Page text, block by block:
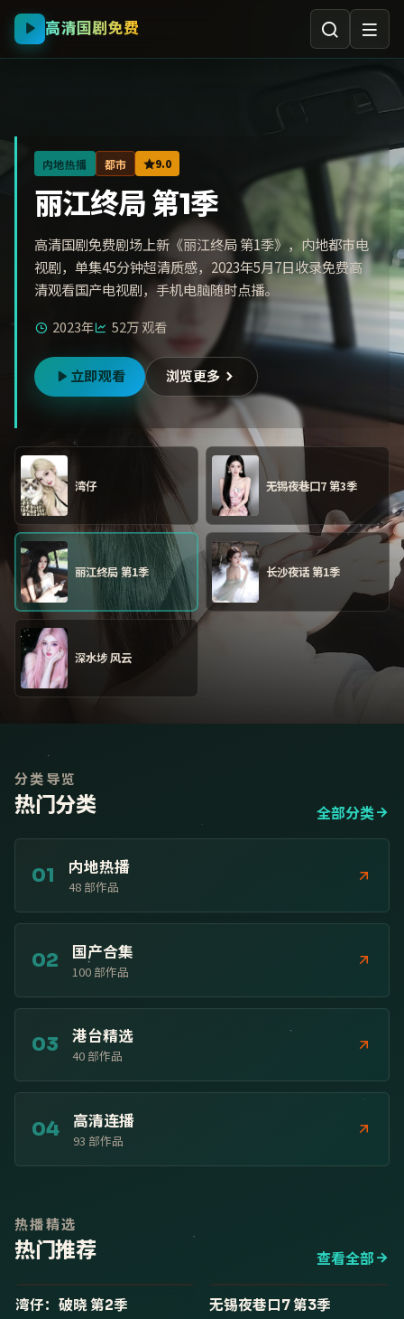
高清国剧免费
内地热播 都市 9.0
丽江终局 第1季
高清国剧免费剧场上新《丽江终局 第1季》，内地都市电
视剧，单集45分钟超清质感，2023年5月7日收录免费高
清观看国产电视剧，手机电脑随时点播。
2023年 52万观看
立即观看 浏览更多
湾仔 无锡夜巷口7 第3季
丽江终局 第1季 长沙夜话 第1季
深水埗 风云
分类导览
热门分类 全部分类
01 内地热播
48部作品
02 国产合集
100部作品
03 港台精选
40部作品
04 高清连播
93 部作品
热播精选
热门推荐 查看全部
9.6
湾仔：破晓 第2季 9.0
20集
无锡夜巷口7 第3季